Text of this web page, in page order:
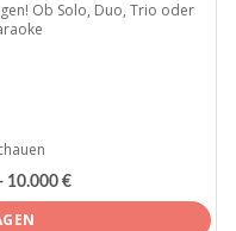
Ob Solo, Duo, Trio oder
10.000 €